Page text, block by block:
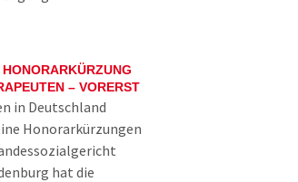
– VORERST
in Deutschland
Honorarkürzungen
hat die